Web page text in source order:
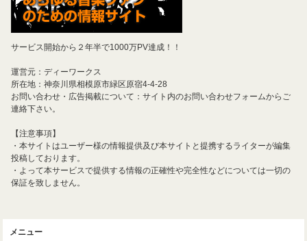
サービス開始から２年半で1000万PV達成！！
運営元：ディーワークス
所在地：神奈川県相模原市緑区原宿4-4-28
お問い合わせ・広告掲載について：サイト内のお問い合わせフォームからご
連絡下さい。
【注意事項】
・本サイトはユーザー様の情報提供及び本サイトと提携するライターが編集
投稿しております。
・よって本サービスで提供する情報の正確性や完全性などについては一切の
保証を致しません。
メニュー